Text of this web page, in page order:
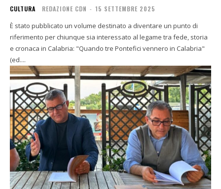
CULTURA REDAZIONE CDN - 15 SETTEMBRE 2025
È stato pubblicato un volume destinato a diventare un punto di
riferimento per chiunque sia interessato al legame tra fede, storia
e cronaca in Calabria: "Quando tre Pontefici vennero in Calabria"
(ed....